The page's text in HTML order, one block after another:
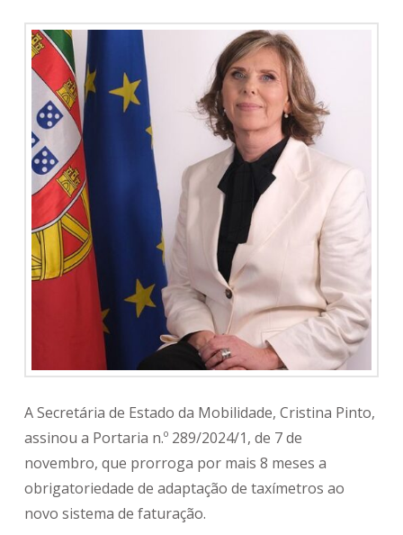
A Secretária de Estado da Mobilidade, Cristina Pinto,
assinou a Portaria n.º 289/2024/1, de 7 de
novembro, que prorroga por mais 8 meses a
obrigatoriedade de adaptação de taxímetros ao
novo sistema de faturação.